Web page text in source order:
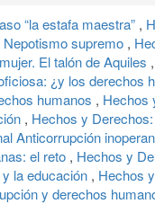
“la estafa maestra” ,
supremo ,
El talón de Aquiles ,
¿y los derechos
humanos , Hechos
, Hechos y
Anticorrupción
el reto , Hechos y
la educación , Hechos
y derechos